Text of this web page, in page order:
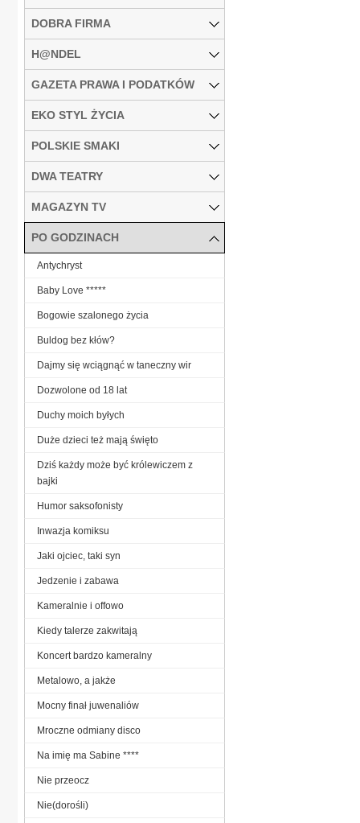
DOBRA FIRMA
H@NDEL
GAZETA PRAWA I PODATKÓW
EKO STYL ŻYCIA
POLSKIE SMAKI
DWA TEATRY
MAGAZYN TV
PO GODZINACH
Antychryst
Baby Love *****
Bogowie szalonego życia
Buldog bez kłów?
Dajmy się wciągnąć w taneczny wir
Dozwolone od 18 lat
Duchy moich byłych
Duże dzieci też mają święto
Dziś każdy może być królewiczem z
bajki
Humor saksofonisty
Inwazja komiksu
Jaki ojciec, taki syn
Jedzenie i zabawa
Kameralnie i offowo
Kiedy talerze zakwitają
Koncert bardzo kameralny
Metalowo, a jakże
Mocny finał juwenaliów
Mroczne odmiany disco
Na imię ma Sabine ****
Nie przeocz
Nie(dorośli)